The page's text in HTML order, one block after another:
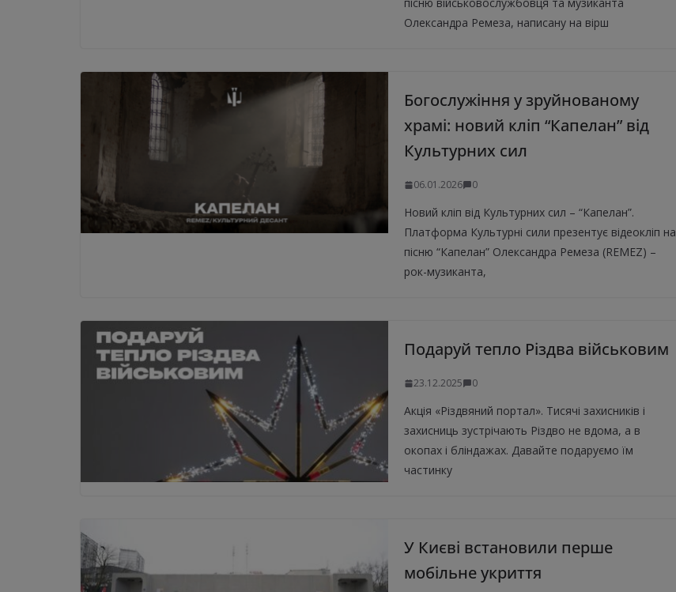
Олександра Ремеза, написану на вірш
Богослужіння у зруйнованому
храмі: новий кліп “Капелан” від
Культурних сил
06.01.2026 0
Новий кліп від Культурних сил – “Капелан”.
Платформа Культурні сили презентує відеокліп на
пісню “Капелан” Олександра Ремеза (REMEZ) –
рок-музиканта,
Подаруй тепло Різдва військовим
23.12.2025 0
Акція «Різдвяний портал». Тисячі захисників і
захисниць зустрічають Різдво не вдома, а в
окопах і бліндажах. Давайте подаруємо їм
частинку
У Києві встановили перше
мобільне укриття